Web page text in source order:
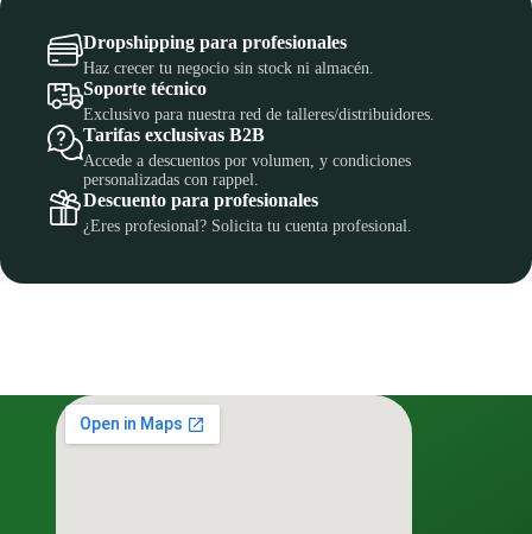
Dropshipping para profesionales
Haz crecer tu negocio sin stock ni almacén.
Soporte técnico
Exclusivo para nuestra red de talleres/distribuidores.
Tarifas exclusivas B2B
Accede a descuentos por volumen, y condiciones
personalizadas con rappel.
Descuento para profesionales
¿Eres profesional? Solicita tu cuenta profesional.